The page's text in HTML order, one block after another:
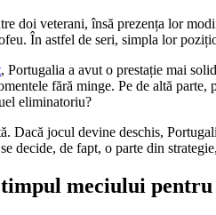
doi veterani, însă prezența lor
În astfel de seri, simpla lor
, Portugalia a avut o prestație mai
fără minge. Pe de altă
eliminatoriu?
Dacă jocul devine deschis,
decide, de fapt, o parte din
meciului pentru